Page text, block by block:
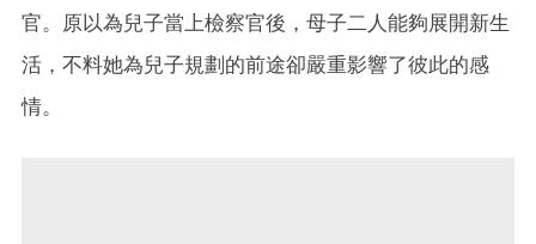
官。原以為兒子當上檢察官後，母子二人能夠展開新生
活，不料她為兒子規劃的前途卻嚴重影響了彼此的感
情。